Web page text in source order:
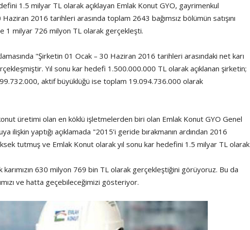
1.5 milyar TL olarak açıklayan Emlak Konut GYO, gayrimenkul
2016 tarihleri arasında toplam 2643 bağımsız bölümün satışını
1 milyar 726 milyon TL olarak gerçekleşti.
"Şirketin 01 Ocak – 30 Haziran 2016 tarihleri arasındaki net karı
Yıl sonu kar hedefi 1.500.000.000 TL olarak açıklanan şirketin;
aktif büyüklüğü ise toplam 19.094.736.000 olarak
üretimi olan en köklü işletmelerden biri olan Emlak Konut GYO Genel
ilişkin yaptığı açıklamada "2015’i geride bırakmanın ardından 2016
tutmuş ve Emlak Konut olarak yıl sonu kar hedefini 1.5 milyar TL olarak
karımızın 630 milyon 769 bin TL olarak gerçekleştiğini görüyoruz. Bu da
ve hatta geçebileceğimizi gösteriyor.